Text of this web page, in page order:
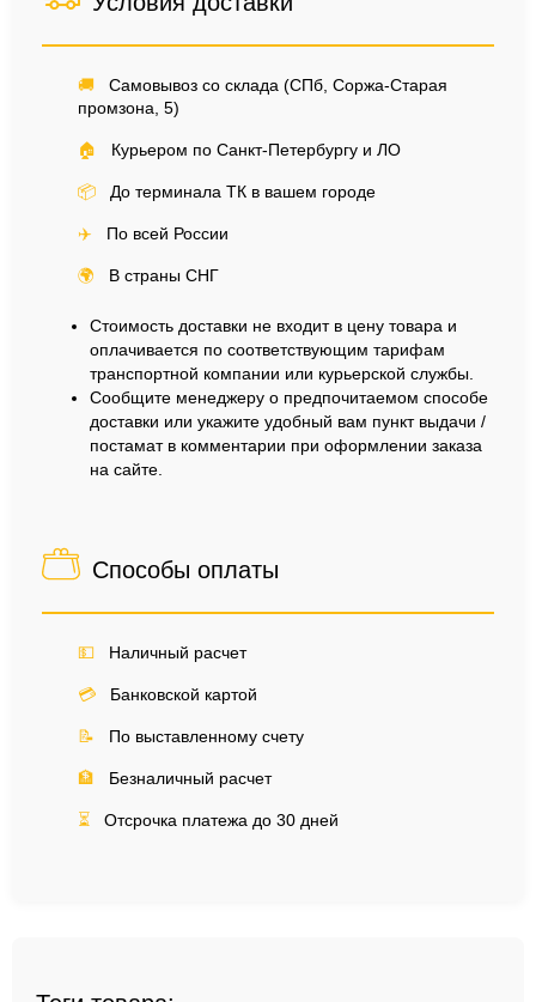
🚚
Самовывоз со склада (СПб, Соржа-Старая
промзона, 5)
🏠 Курьером по Санкт-Петербургу и ЛО
📦 До терминала ТК в вашем городе
✈️ По всей России
🌍 В страны СНГ
Стоимость доставки не входит в цену товара и
оплачивается по соответствующим тарифам
транспортной компании или курьерской службы.
Сообщите менеджеру о предпочитаемом способе
доставки или укажите удобный вам пункт выдачи /
постамат в комментарии при оформлении заказа
на сайте.
Способы оплаты
💵 Наличный расчет
💳 Банковской картой
📝 По выставленному счету
🏦 Безналичный расчет
⏳ Отсрочка платежа до 30 дней